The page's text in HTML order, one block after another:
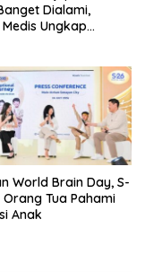
Dialami,
Ungkap
World Brain Day, S-
Orang Tua Pahami
Anak